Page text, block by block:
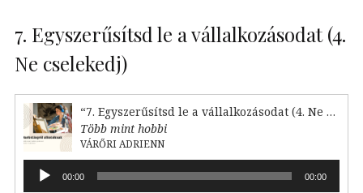
7. Egyszerűsítsd le a vállalkozásodat (4.
Ne cselekedj)
“7. Egyszerűsítsd le a vállalkozásodat (4. Ne cselekedj)”
Több mint hobbi
VÁRŐRI ADRIENN
Audió
lejátszó00:00 00:00